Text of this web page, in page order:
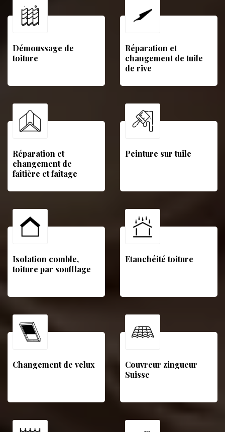
Démoussage de
toiture
Réparation et
changement de tuile
de rive
Réparation et
changement de
faîtière et faîtage
Peinture sur tuile
Isolation comble,
toiture par soufflage
Etanchéité toiture
Changement de velux
Couvreur zingueur
Suisse